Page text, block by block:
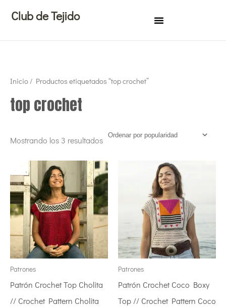
contenido
Club de Tejido
Inicio/ Productos etiquetados “top crochet”
top crochet
Mostrando los 3 resultados
Ordenado
por
Patrones
Patrón Crochet Top Cholita
// Crochet Pattern Cholita
Patrones
Patrón Crochet Coco Boxy
Top // Crochet Pattern Coco